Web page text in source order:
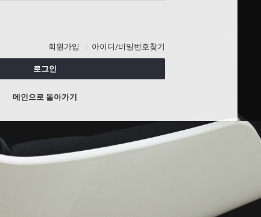
회원가입 아이디/비밀번호찾기
로그인
메인으로 돌아가기